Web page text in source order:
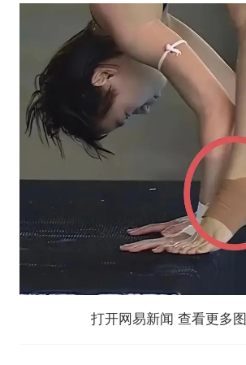
打开网易新闻 查看更多